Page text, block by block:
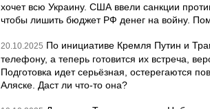
хочет всю Украину. США ввели санкции
чтобы лишить бюджет РФ денег на войну.
20.10.2025 По инициативе Кремля Путин и
телефону, а теперь готовится их встреча,
Подготовка идет серьёзная, остерегаются
Аляске. Даст ли что-то она?